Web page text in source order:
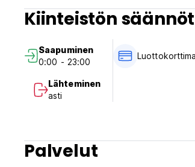
Kiinteistön säännöt
Saapuminen
0:00 - 23:00
Lähteminen
asti
Palvelut